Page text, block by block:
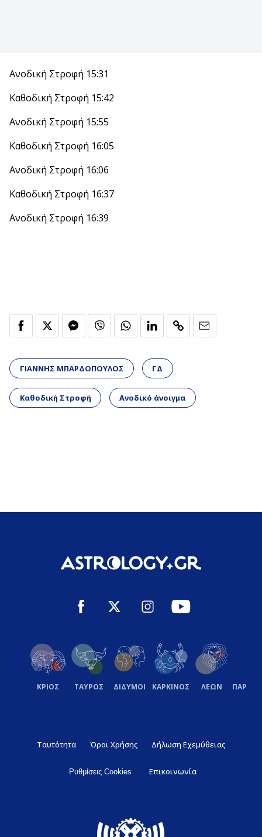
Ανοδική Στροφή 15:31
Καθοδική Στροφή 15:42
Ανοδική Στροφή 15:55
Καθοδική Στροφή 16:05
Ανοδική Στροφή 16:06
Καθοδική Στροφή 16:37
Ανοδική Στροφή 16:39
ΓΙΑΝΝΗΣ ΜΠΑΡΔΟΠΟΥΛΟΣ ΓΔ
Καθοδική Στροφή Ανοδικό άνοιγμα
ΚΡΙΟΣ ΤΑΥΡΟΣ ΔΙΔΥΜΟΙ ΚΑΡΚΙΝΟΣ ΛΕΩΝ
Ταυτότητα Όροι Χρήσης Δήλωση Εχεμύθειας
Ρυθμίσεις Cookies Επικοινωνία